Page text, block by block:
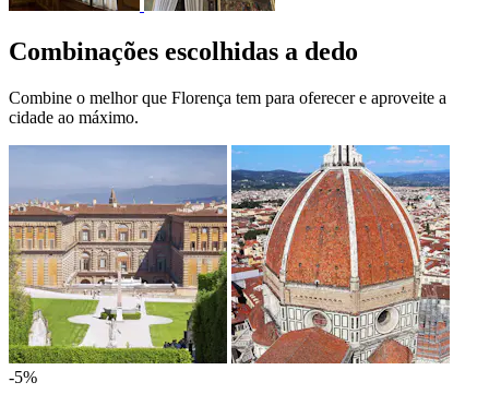
Combinações escolhidas a dedo
Combine o melhor que Florença tem para oferecer e aproveite a
cidade ao máximo.
-5%